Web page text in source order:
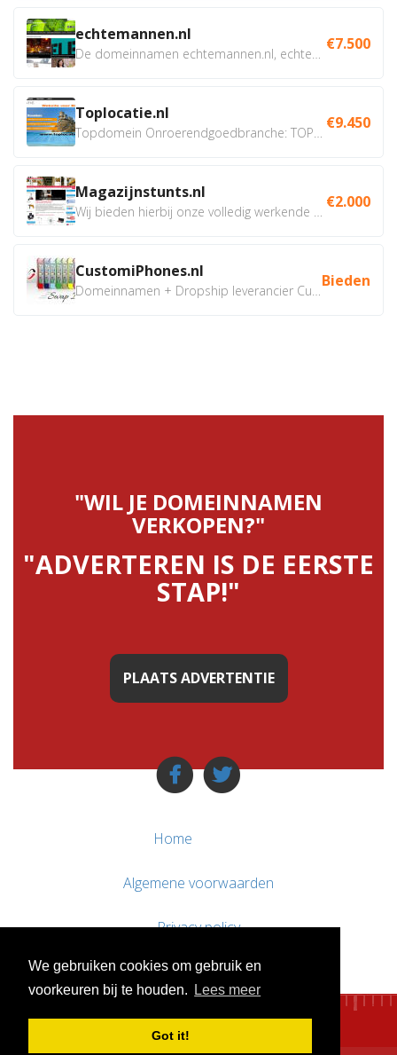
We gebruiken cookies om gebruik en
voorkeuren bij te houden.
Lees meer
Got it!
echtemannen.nl €7.500
Toplocatie.nl €9.450
Magazijnstunts.nl €2.000
CustomiPhones.nl Bieden
"WIL JE DOMEINNAMEN
VERKOPEN?"
"ADVERTEREN IS DE EERSTE
STAP!"
PLAATS ADVERTENTIE
Home
Algemene voorwaarden
Privacy policy
Contact / Support